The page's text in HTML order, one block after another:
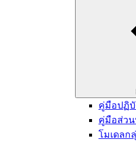
คู่มือปฏิ
คู่มือส่ว
โมเดลก